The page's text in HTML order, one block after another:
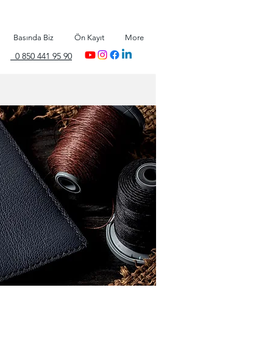
Basında Biz Ön Kayıt More
0 850 441 95 90